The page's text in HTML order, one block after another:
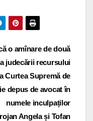
o amînare de două
judecării recursului
Curtea Supremă de
depus de avocat în
numele inculpaților
Angela și Tofan